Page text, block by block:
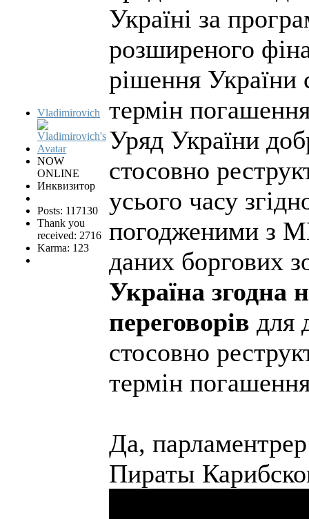
Vladimirovich
NOW
ONLINE
Инквизитор
Posts: 117130
Thank you
received: 2716
Karma: 123
Україні за
розширеного
рішення України
термін
Уряд України
стосовно
усього часу
погодженими з
даних боргових
Україна згодна
переговорів для
стосовно
термін
Да,
Пираты